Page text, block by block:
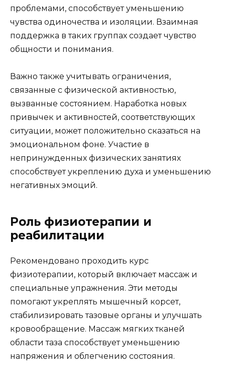
проблемами, способствует уменьшению
чувства одиночества и изоляции. Взаимная
поддержка в таких группах создает чувство
общности и понимания.
Важно также учитывать ограничения,
связанные с физической активностью,
вызванные состоянием. Наработка новых
привычек и активностей, соответствующих
ситуации, может положительно сказаться на
эмоциональном фоне. Участие в
непринужденных физических занятиях
способствует укреплению духа и уменьшению
негативных эмоций.
Роль физиотерапии и
реабилитации
Рекомендовано проходить курс
физиотерапии, который включает массаж и
специальные упражнения. Эти методы
помогают укреплять мышечный корсет,
стабилизировать тазовые органы и улучшать
кровообращение. Массаж мягких тканей
области таза способствует уменьшению
напряжения и облегчению состояния.